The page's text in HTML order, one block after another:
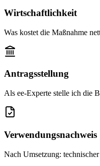
Wirtschaftlichkeit
Was kostet die Maßnahme
Antragsstellung
Als ee-Experte stelle ich die
Verwendungsnachweis
Nach Umsetzung: